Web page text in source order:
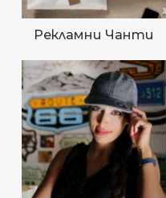
Рекламни Чанти